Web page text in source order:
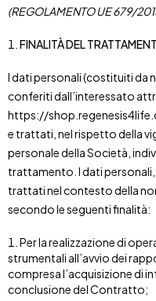
(REGOLAMENTO UE 679/
FINALITÀ DEL
I dati personali (costituiti da
conferiti dall’interessato
https://
e trattati, nel rispetto della
personale della Società,
trattamento. I dati
trattati nel contesto della
secondo le seguenti finalità:
Per la realizzazione di
strumentali all’avvio dei
compresa l’acquisizione di
conclusione del Contratto;